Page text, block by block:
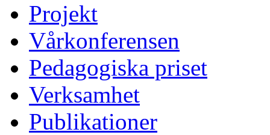
Projekt
Vårkonferensen
Pedagogiska priset
Verksamhet
Publikationer